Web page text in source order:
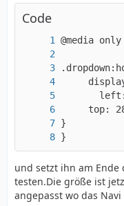
Code
}
und setzt ihn am Ende
testen.Die größe ist
angepasst wo das